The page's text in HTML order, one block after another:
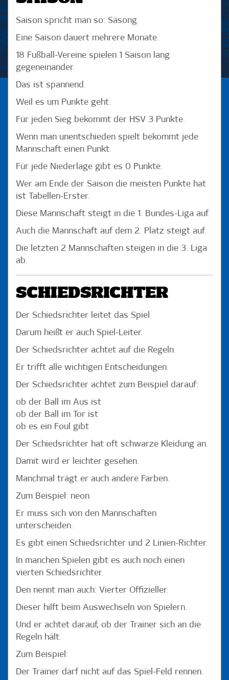
Saison spricht man so: Säsong.
Eine Saison dauert mehrere Monate.
18 Fußball-Vereine spielen 1 Saison lang
gegeneinander.
Das ist spannend.
Weil es um Punkte geht.
Für jeden Sieg bekommt der HSV 3 Punkte.
Wenn man unentschieden spielt bekommt jede
Mannschaft einen Punkt.
Für jede Niederlage gibt es 0 Punkte.
Wer am Ende der Saison die meisten Punkte hat
ist Tabellen-Erster.
Diese Mannschaft steigt in die 1. Bundes-Liga auf.
Auch die Mannschaft auf dem 2. Platz steigt auf.
Die letzten 2 Mannschaften steigen in die 3. Liga
ab.
SCHIEDSRICHTER
Der Schiedsrichter leitet das Spiel.
Darum heißt er auch Spiel-Leiter.
Der Schiedsrichter achtet auf die Regeln.
Er trifft alle wichtigen Entscheidungen.
Der Schiedsrichter achtet zum Beispiel darauf:
ob der Ball im Aus ist
ob der Ball im Tor ist
ob es ein Foul gibt
Der Schiedsrichter hat oft schwarze Kleidung an.
Damit wird er leichter gesehen.
Manchmal trägt er auch andere Farben.
Zum Beispiel: neon.
Er muss sich von den Mannschaften
unterscheiden.
Es gibt einen Schiedsrichter und 2 Linien-Richter.
In manchen Spielen gibt es auch noch einen
vierten Schiedsrichter.
Den nennt man auch: Vierter Offizieller.
Dieser hilft beim Auswechseln von Spielern.
Und er achtet darauf, ob der Trainer sich an die
Regeln hält.
Zum Beispiel:
Der Trainer darf nicht auf das Spiel-Feld rennen.